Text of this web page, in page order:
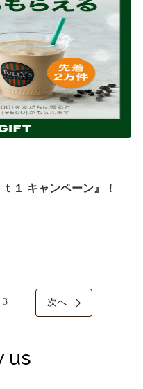
１ キャンペーン』！
ルギフト3,000円分を贈
ケットがもらえるキャン
3 次へ
us